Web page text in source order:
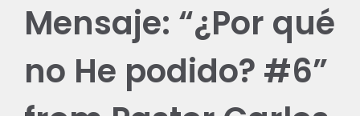
Mensaje: “¿Por qué
no He podido? #6”